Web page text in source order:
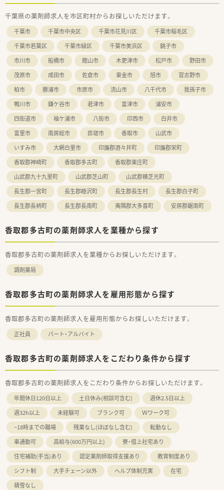
千葉県の薬剤師求人を市区町村からお探しいただけます。
千葉市 千葉市中央区 千葉市花見川区
千葉市稲毛区
千葉市若葉区
千葉市緑区 千葉市美浜区
銚子市
市川市
船橋市 館山市 木更津市 松戸市
野田市
茂原市
成田市 佐倉市 東金市 旭市
習志野市
柏市
勝浦市 市原市 流山市 八千代市
我孫子市
鴨川市
鎌ケ谷市 君津市 富津市
浦安市
四街道市
袖ケ浦市 八街市 印西市
白井市
富里市
南房総市 匝瑳市 香取市
山武市
いすみ市
大網白里市 印旛郡酒々井町
印旛郡栄町
香取郡神崎町
香取郡多古町
香取郡東庄町
山武郡九十九里町
山武郡芝山町
山武郡横芝光町
長生郡一宮町
長生郡睦沢町 長生郡長生村
長生郡白子町
長生郡長柄町
長生郡長南町 夷隅郡大多喜町 安房郡鋸南町
香取郡多古町の薬剤師求人を業種から探す
香取郡多古町の薬剤師求人を業種からお探しいただけます。
調剤薬局
香取郡多古町の薬剤師求人を雇用形態から探す
香取郡多古町の薬剤師求人を雇用形態からお探しいただけます。
正社員 パート・アルバイト
香取郡多古町の薬剤師求人をこだわり条件から探す
香取郡多古町の薬剤師求人をこだわり条件からお探しいただけます。
年間休日120日以上 土日休み(相談可含む)
週休2.5日以上
週32h以上
未経験可 ブランク可
Ｗワーク可
~18時までの職場
残業なし(ほぼなし含む)
転勤なし
車通勤可
高給与(600万円以上)
寮・借上社宅あり
住宅補助(手当)あり
認定薬剤師取得支援あり
教育制度あり
シフト制
大手チェーン以外 ヘルプ体制充実
在宅
積雪なし